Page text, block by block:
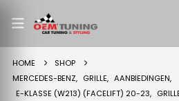
HOME
SHOP
MERCEDES-BENZ, GRILLE, AANBIEDINGEN,
E-KLASSE (W213) (FACELIFT) 20-23,